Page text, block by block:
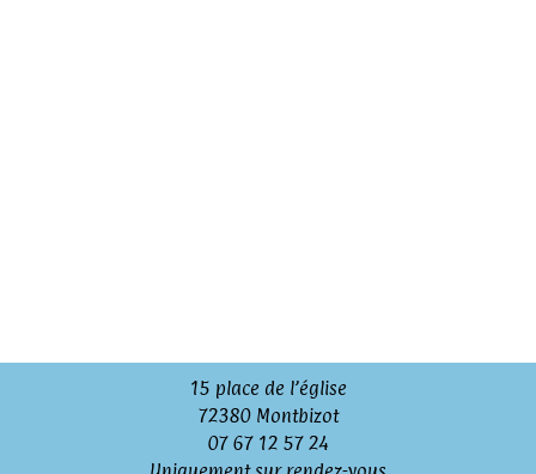
15 place de l’église
72380 Montbizot
07 67 12 57 24